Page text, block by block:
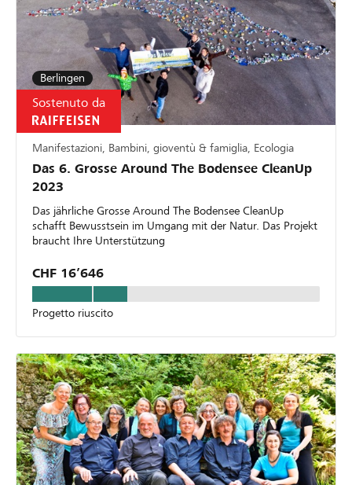
Berlingen
Sostenuto da
Manifestazioni, Bambini, gioventù & famiglia, Ecologia
Das 6. Grosse Around The Bodensee CleanUp
2023
Das jährliche Grosse Around The Bodensee CleanUp
schafft Bewusstsein im Umgang mit der Natur. Das Projekt
braucht Ihre Unterstützung
CHF 16’646
Progetto riuscito